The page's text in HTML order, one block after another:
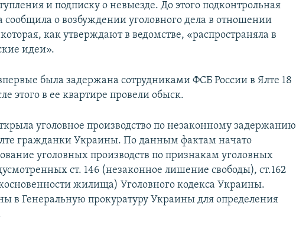
и подписку о невыезде. До этого подконтрольная
сообщила о возбуждении уголовного дела в отношении
как утверждают в ведомстве, «распространяла в
идеи».
была задержана сотрудниками ФСБ России в Ялте 18
этого в ее квартире провели обыск.
уголовное производство по незаконному задержанию
гражданки Украины. По данным фактам начато
уголовных производств по признакам уголовных
ст. 146 (незаконное лишение свободы), ст.162
жилища) Уголовного кодекса Украины.
в Генеральную прокуратуру Украины для определения